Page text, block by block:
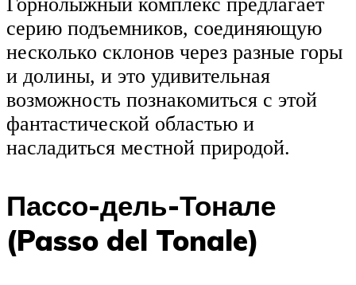
серию подъемников, соединяющую
несколько склонов через разные горы
и долины, и это удивительная
возможность познакомиться с этой
фантастической областью и
насладиться местной природой.
Пассо-дель-Тонале
(Passo del Tonale)